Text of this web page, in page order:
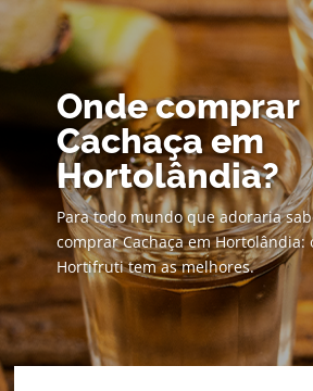
Onde comprar
Cachaça em
Hortolândia?
Para todo mundo que adoraria
comprar Cachaça em Hortolândia:
Hortifruti tem as melhores.